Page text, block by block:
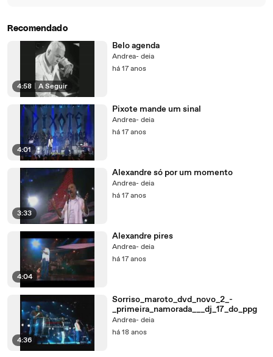
Recomendado
4:58 A Seguir
Belo agenda
Andrea- deia
há 17 anos
4:01
Pixote mande um sinal
Andrea- deia
há 17 anos
3:33
Alexandre só por um momento
Andrea- deia
há 17 anos
4:04
Alexandre pires
Andrea- deia
há 17 anos
4:36
Sorriso_maroto_dvd_novo_2_-
_primeira_namorada___dj_17_do_ppg
Andrea- deia
há 18 anos